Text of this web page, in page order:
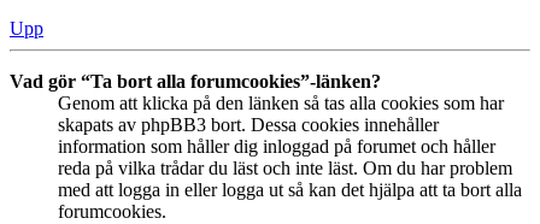
Upp
Vad gör “Ta bort alla forumcookies”-länken?
Genom att klicka på den länken så tas alla cookies som har
skapats av phpBB3 bort. Dessa cookies innehåller
information som håller dig inloggad på forumet och håller
reda på vilka trådar du läst och inte läst. Om du har problem
med att logga in eller logga ut så kan det hjälpa att ta bort alla
forumcookies.